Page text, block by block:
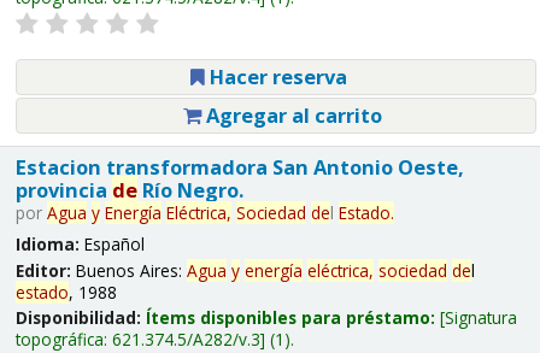
Hacer reserva
Agregar al carrito
Estacion transformadora San Antonio Oeste,
provincia deRío Negro.
por Agua y Energía Eléctrica, Sociedad del Estado.
Idioma: Español
Editor: Buenos Aires: Agua y energía eléctrica, sociedad del
estado, 1988
Disponibilidad: Ítems disponibles para préstamo: Signatura
topográfica: 621.374.5/A282/v.3 (1).